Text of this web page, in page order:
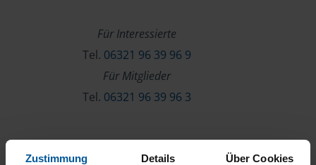
Zustimmung Details Über Cookies
Für Interessierte
Tel. 06321 96 39 96 9
Für Mitglieder
Tel. 06321 96 39 96 3